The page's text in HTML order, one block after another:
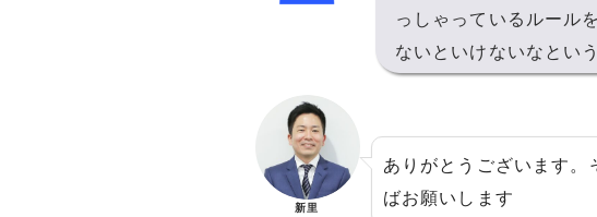
っしゃっているルール
ないといけないなとい
新里
ありがとうございます
ばお願いします